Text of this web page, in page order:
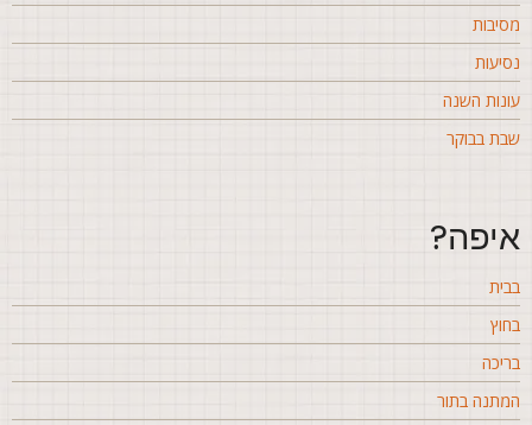
השנה
בבוקר
בתור